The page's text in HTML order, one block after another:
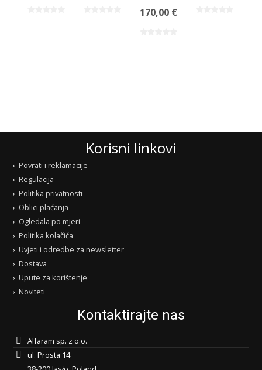
170,00 €
Korisni linkovi
Povrati i reklamacije
Regulacija
Politika privatnosti
Oblici plaćanja
Ogledala po mjeri
Politika kolačića
Uvjeti i odredbe za newsletter
Dostava
Upute za korištenje
Noviteti
Kontaktirajte nas
Alfaram sp. z o.o.
ul. Prosta 14